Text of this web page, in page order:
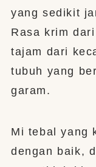
yang sedikit
Rasa krim
tajam dari
tubuh yang
garam.
Mi tebal yang
dengan baik,